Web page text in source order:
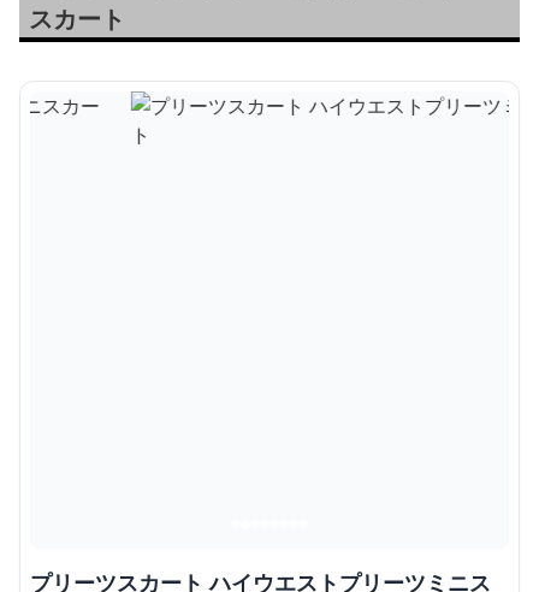
スカート
プリーツスカート ハイウエストプリーツミニス